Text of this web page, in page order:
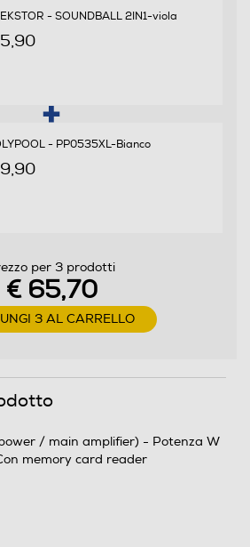
- SOUNDBALL 2IN1-viola
- PP0535XL-Bianco
per 3 prodotti
€ 65,70
3 AL CARRELLO
/ main amplifier) - Potenza W
memory card reader